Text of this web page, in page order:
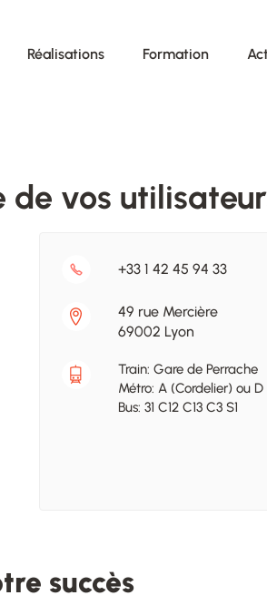
Réalisations Formation
de vos
+33 1 42 45 94 33
49 rue Mercière
69002 Lyon
Train: Gare de Perrache
Métro: A (Cordelier) ou D
Bus: 31 C12 C13 C3 S1
succès